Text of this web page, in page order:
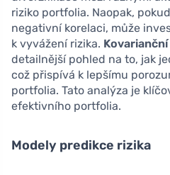
riziko portfolia. Naopak,
negativní korelaci, může
k vyvážení rizika.
detailnější pohled na to, jak
což přispívá k lepšímu
portfolia. Tato analýza je
efektivního portfolia.
Modely predikce rizika